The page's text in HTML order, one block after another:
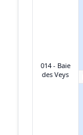
014 - Baie
des Veys